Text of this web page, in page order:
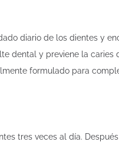
diario de los dientes y
dental y previene la
formulado para
tres veces al día.